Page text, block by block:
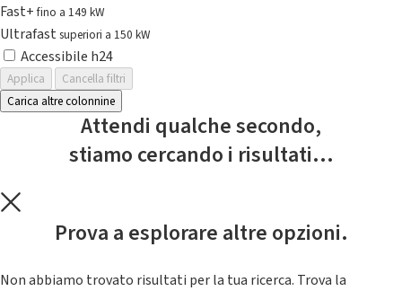
Fast+fino a 149 kW
Ultrafast superiori a 150 kW
Accessibile h24
Applica
Cancella filtri
Carica altre colonnine
Attendi qualche secondo,
stiamo cercando i risultati...
Prova a esplorare altre opzioni.
Non abbiamo trovato risultati per la tua ricerca. Trova la